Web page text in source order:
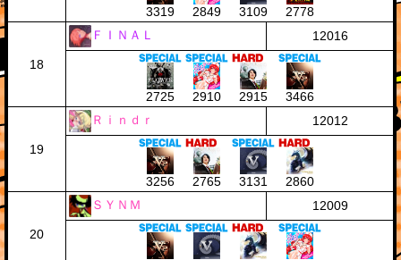
3319 2849 3109 2778
18
ＦＩＮＡＬ 12016
2725 2910 2915 3466
19
Ｒｉｎｄｒ 12012
3256 2765 3131 2860
20
ＳＹＮＭ 12009